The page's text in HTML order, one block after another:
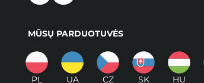
MŪSŲ PARDUOTUVĖS
PL UA CZ SK HU